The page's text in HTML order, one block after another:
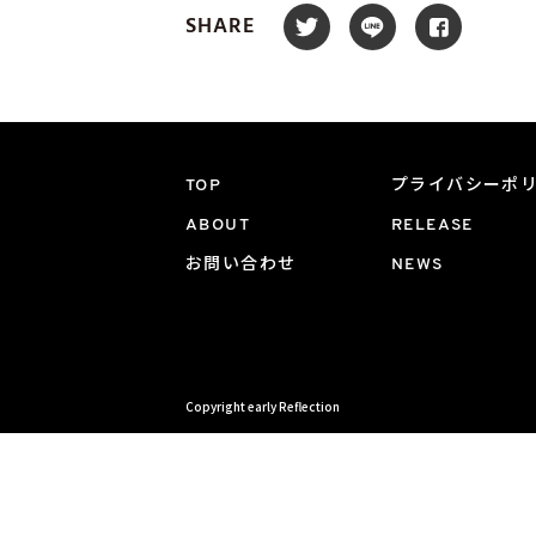
SHARE
TOP プライバシーポ
ABOUT RELEASE
お問い合わせ NEWS
Copyright early Reflection